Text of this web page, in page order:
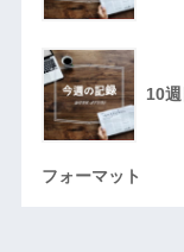
10
フォーマット